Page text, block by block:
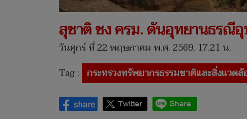
สุชาติ ชง ครม. ดันอุทยานธรณี
วันศุกร์ ที่ 22 พฤษภาคม พ.ศ. 2569, 17.21 น.
Tag : กระทรวงทรัพยากรธรรมชาติและสิ่งแวด